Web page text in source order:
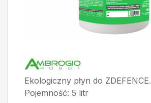
Ekologiczny płyn do ZDEFENCE.
Pojemność: 5 litr